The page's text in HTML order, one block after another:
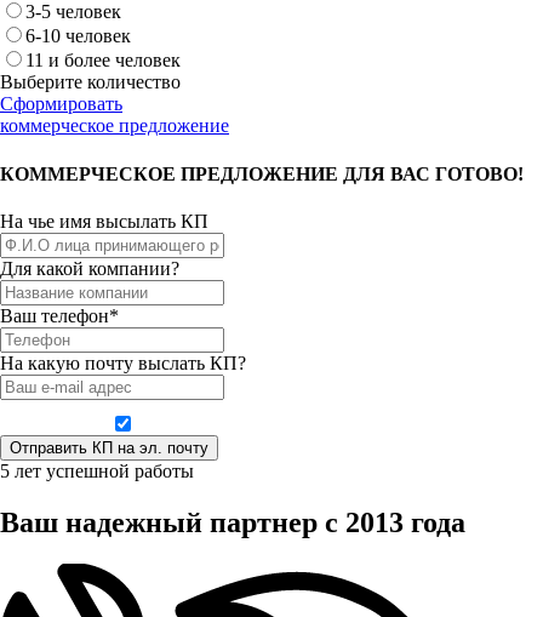
3-5 человек
6-10 человек
11 и более человек
Выберите количество
Сформировать
коммерческое предложение
КОММЕРЧЕСКОЕ ПРЕДЛОЖЕНИЕ ДЛЯ ВАС ГОТОВО!
На чье имя высылать КП
Для какой компании?
Ваш телефон*
На какую почту выслать КП?
5 лет успешной работы
Ваш надежный партнер с 2013 года